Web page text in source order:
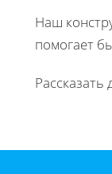
Наш
помогает
Рассказать